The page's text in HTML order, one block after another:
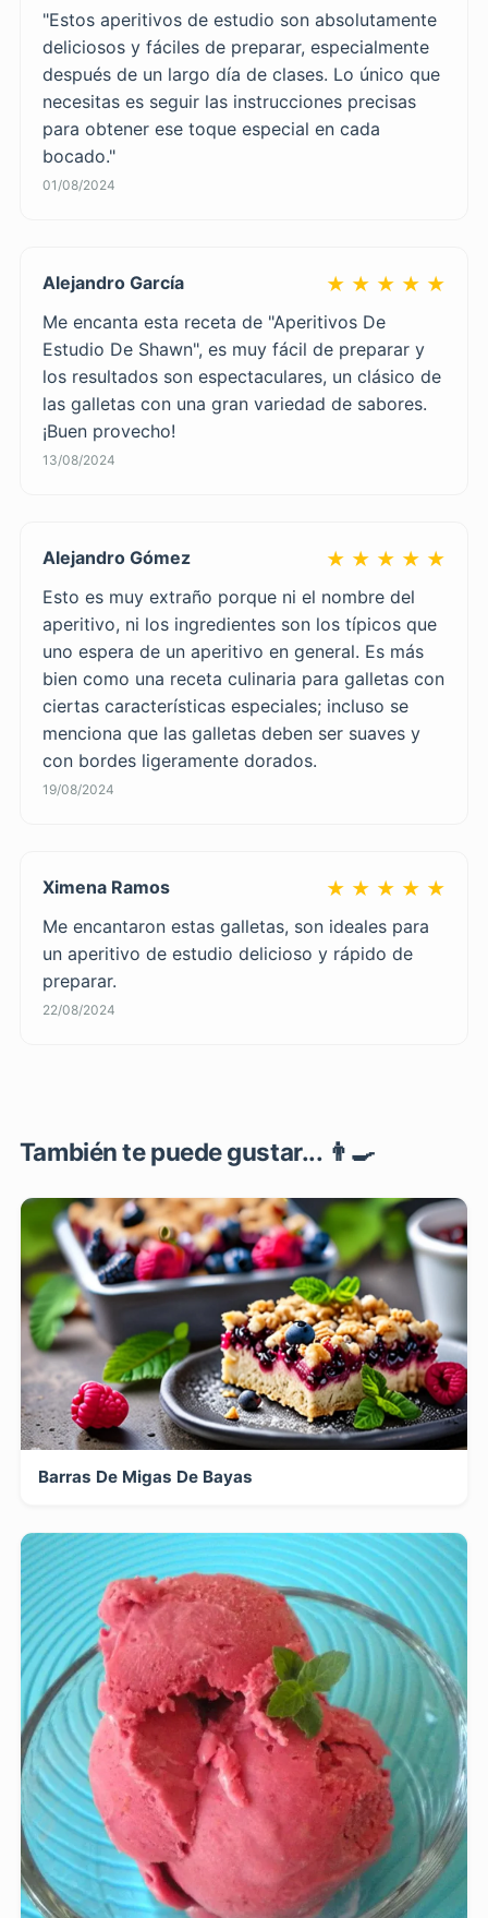
"Estos aperitivos de estudio son absolutamente
deliciosos y fáciles de preparar, especialmente
después de un largo día de clases. Lo único que
necesitas es seguir las instrucciones precisas
para obtener ese toque especial en cada
bocado."
01/08/2024
Alejandro García ★ ★ ★ ★ ★
Me encanta esta receta de "Aperitivos De
Estudio De Shawn", es muy fácil de preparar y
los resultados son espectaculares, un clásico de
las galletas con una gran variedad de sabores.
¡Buen provecho!
13/08/2024
Alejandro Gómez ★ ★ ★ ★ ★
Esto es muy extraño porque ni el nombre del
aperitivo, ni los ingredientes son los típicos que
uno espera de un aperitivo en general. Es más
bien como una receta culinaria para galletas con
ciertas características especiales; incluso se
menciona que las galletas deben ser suaves y
con bordes ligeramente dorados.
19/08/2024
Ximena Ramos ★ ★ ★ ★ ★
Me encantaron estas galletas, son ideales para
un aperitivo de estudio delicioso y rápido de
preparar.
22/08/2024
También te puede gustar... 👨‍🍳
Barras De Migas De Bayas